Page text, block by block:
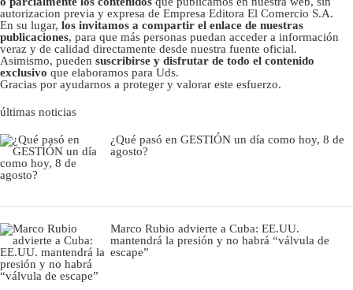
autorizacion previa y expresa de Empresa Editora El Comercio S.A.
En su lugar, los invitamos a compartir el enlace de nuestras
publicaciones, para que más personas puedan acceder a información
veraz y de calidad directamente desde nuestra fuente oficial.
Asimismo, pueden suscribirse y disfrutar de todo el contenido
exclusivo que elaboramos para Uds.
Gracias por ayudarnos a proteger y valorar este esfuerzo.
últimas noticias
¿Qué pasó en GESTIÓN un día como hoy, 8 de
agosto?
Marco Rubio advierte a Cuba: EE.UU.
mantendrá la presión y no habrá “válvula de
escape”